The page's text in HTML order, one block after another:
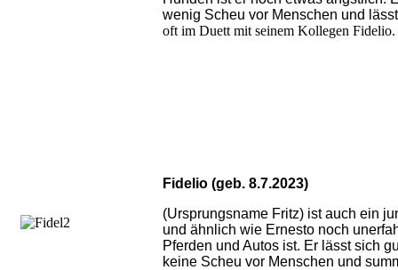
wenig Scheu vor Menschen und
oft im Duett mit seinem Kollegen Fidelio.
Fidelio (geb. 8.7.2023)
(Ursprungsname Fritz) ist auch ein
und ähnlich wie Ernesto noch
Pferden und Autos ist. Er lässt sich
keine Scheu vor Menschen und